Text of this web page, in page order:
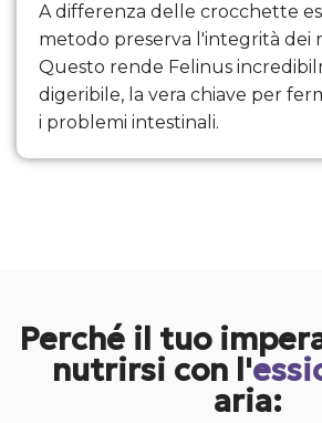
A differenza delle crocchette
metodo preserva l'integrità dei
Questo rende Felinus
digeribile, la vera chiave per
i problemi intestinali.
Perché il tuo
nutrirsi con l'
aria: